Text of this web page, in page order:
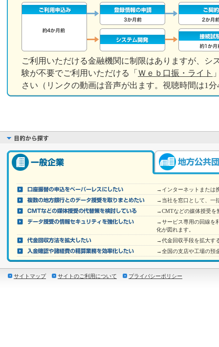
ご利用いただける金融機関に制限はありますが、シ
験が不要でご利用いただける「 Ｗｅｂ口振・ライト
さい（リンクの動画は音声が出ます。視聴時間は1
→インターネットまたは
→当社を窓口として、一
→CMTなどの媒体授受を
→サービス専用の回線を
化が図れます。
→代金回収手段を拡大す
→全国の支店や工場の預
サイトマップ サイトのご利用について プライバシーポリシー